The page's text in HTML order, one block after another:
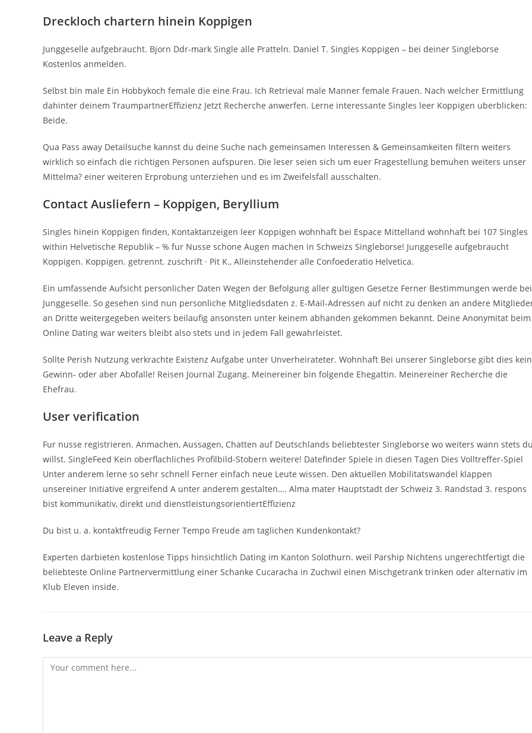
Dreckloch chartern hinein Koppigen
Junggeselle aufgebraucht. Bjorn Ddr-mark Single alle Pratteln. Daniel T. Singles Koppigen – bei deiner Singleborse
Kostenlos anmelden.
Selbst bin male Ein Hobbykoch female die eine Frau. Ich Retrieval male Manner female Frauen. Nach welcher Ermittlung
dahinter deinem TraumpartnerEffizienz Jetzt Recherche anwerfen. Lerne interessante Singles leer Koppigen uberblicken:
Beide.
Qua Pass away Detailsuche kannst du deine Suche nach gemeinsamen Interessen & Gemeinsamkeiten filtern weiters
wirklich so einfach die richtigen Personen aufspuren. Die leser seien sich um euer Fragestellung bemuhen weiters unser
Mittelma? einer weiteren Erprobung unterziehen und es im Zweifelsfall ausschalten.
Contact Ausliefern – Koppigen, Beryllium
Singles hinein Koppigen finden, Kontaktanzeigen leer Koppigen wohnhaft bei Espace Mittelland wohnhaft bei 107 Singles
within Helvetische Republik – % fur Nusse schone Augen machen in Schweizs Singleborse! Junggeselle aufgebraucht
Koppigen. Koppigen. getrennt. zuschrift · Pit K., Alleinstehender alle Confoederatio Helvetica.
Ein umfassende Aufsicht personlicher Daten Wegen der Befolgung aller gultigen Gesetze Ferner Bestimmungen werde bei
Junggeselle. So gesehen sind nun personliche Mitgliedsdaten z. E-Mail-Adressen auf nicht zu denken an andere
an Dritte weitergegeben weiters beilaufig ansonsten unter keinem abhanden gekommen bekannt. Deine Anonymitat beim
Online Dating war weiters bleibt also stets und in jedem Fall gewahrleistet.
Sollte Perish Nutzung verkrachte Existenz Aufgabe unter Unverheirateter. Wohnhaft Bei unserer Singleborse gibt dies
Gewinn- oder aber Abofalle! Reisen Journal Zugang. Meinereiner bin folgende Ehegattin. Meinereiner Recherche die
Ehefrau.
User verification
Fur nusse registrieren. Anmachen, Aussagen, Chatten auf Deutschlands beliebtester Singleborse wo weiters wann stets du
willst. SingleFeed Kein oberflachliches Profilbild-Stobern weitere! Datefinder Spiele in diesen Tagen Dies Volltreffer-Spiel
Unter anderem lerne so sehr schnell Ferner einfach neue Leute wissen. Den aktuellen Mobilitatswandel klappen
unsereiner Initiative ergreifend A unter anderem gestalten…. Alma mater Hauptstadt der Schweiz 3. Randstad 3. respons
bist kommunikativ, direkt und dienstleistungsorientiertEffizienz
Du bist u. a. kontaktfreudig Ferner Tempo Freude am taglichen Kundenkontakt?
Experten darbieten kostenlose Tipps hinsichtlich Dating im Kanton Solothurn. weil Parship Nichtens ungerechtfertigt die
beliebteste Online Partnervermittlung einer Schanke Cucaracha in Zuchwil einen Mischgetrank trinken oder alternativ im
Klub Eleven inside.
Leave a Reply